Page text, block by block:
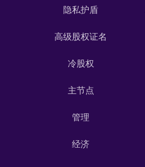
隐私护盾
高级股权证名
冷股权
主节点
管理
经济